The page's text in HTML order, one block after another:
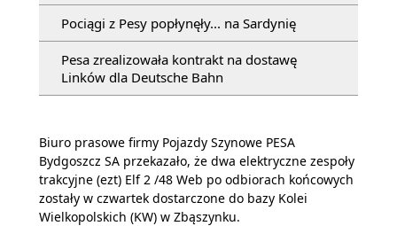
Pociągi z Pesy popłynęły... na Sardynię
Pesa zrealizowała kontrakt na dostawę
Linków dla Deutsche Bahn
Biuro prasowe firmy Pojazdy Szynowe PESA
Bydgoszcz SA przekazało, że dwa elektryczne zespoły
trakcyjne (ezt) Elf 2 /48 Web po odbiorach końcowych
zostały w czwartek dostarczone do bazy Kolei
Wielkopolskich (KW) w Zbąszynku.